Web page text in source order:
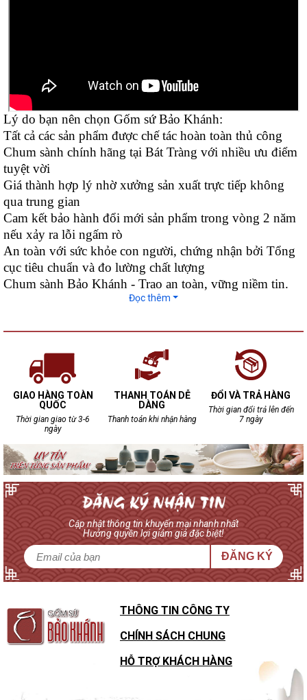
Lý do bạn nên chọn Gốm sứ Bảo Khánh:
Tất cả các sản phẩm được chế tác hoàn toàn thủ công
Chum sành chính hãng tại Bát Tràng với nhiều ưu điểm
tuyệt vời
Giá thành hợp lý nhờ xưởng sản xuất trực tiếp không
qua trung gian
Cam kết bảo hành đổi mới sản phẩm trong vòng 2 năm
nếu xảy ra lỗi ngấm rò
An toàn với sức khỏe con người, chứng nhận bởi Tổng
cục tiêu chuẩn và đo lường chất lượng
Chum sành Bảo Khánh - Trao an toàn, vững niềm tin.
Đọc thêm
GIAO HÀNG TOÀN
QUỐC
Thời gian giao từ 3-6
ngày
THANH TOÁN DỄ
DÀNG
Thanh toán khi nhận hàng
ĐỔI VÀ TRẢ HÀNG
Thời gian đổi trả lên đến
7 ngày
Cập nhật thông tin khuyến mại nhanh nhất
Hưởng quyền lợi giảm giá đặc biệt!
ĐĂNG KÝ
THÔNG TIN CÔNG TY
CHÍNH SÁCH CHUNG
HỖ TRỢ KHÁCH HÀNG